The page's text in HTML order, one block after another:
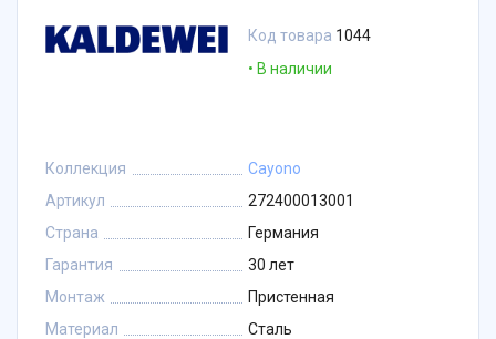
Код товара 1044
В наличии
Коллекция
Cayono
Артикул
272400013001
Страна
Германия
Гарантия
30 лет
Монтаж
Пристенная
Материал
Сталь